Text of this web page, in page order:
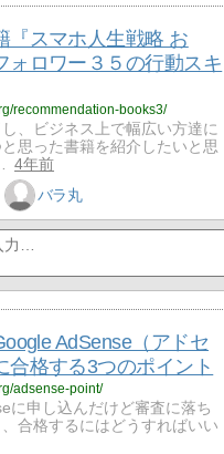
『スマホ人生戦略 お
ォロワー３５の行動スキ
recommendation-books3/
、ビジネス上で幅広い方達に
思った書籍を紹介したいと思
4年前
バラ丸
AdSense（アドセ
合格する3つのポイント
adsense-point/
に申し込んだけど審査に落ち
合格するにはどうすればいい